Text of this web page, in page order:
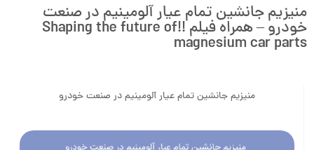
منیزیم جانشین تمام عیار آلومینیم در صنعت
خودرو – همراه فیلم !!Shaping the future of
magnesium car parts
منیزیم جانشین تمام عیار آلومینیم در صنعت خودرو